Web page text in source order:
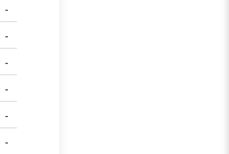
-
-
-
-
-
-